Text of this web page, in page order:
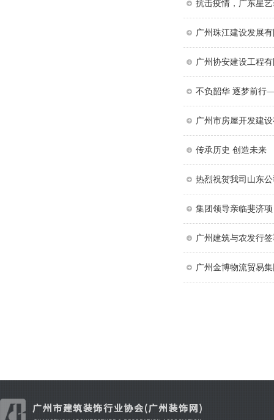
抗击疫情，广东星
广州珠江建设发展
广州协安建设工程
不负韶华 逐梦前行
广州市房屋开发建
传承历史 创造未来
热烈祝贺我司山东
集团领导亲临斐济
广州建筑与农发行
广州金博物流贸易